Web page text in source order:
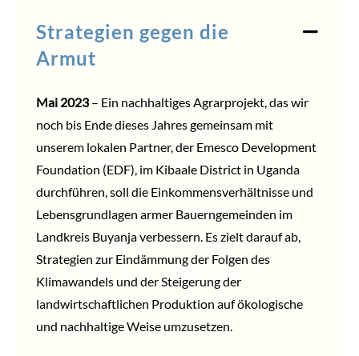
Strategien gegen die
Armut
Mai 2023– Ein nachhaltiges Agrarprojekt, das wir
noch bis Ende dieses Jahres gemeinsam mit
unserem lokalen Partner, der Emesco Development
Foundation (EDF), im Kibaale District in Uganda
durchführen, soll die Einkommensverhältnisse und
Lebensgrundlagen armer Bauerngemeinden im
Landkreis Buyanja verbessern. Es zielt darauf ab,
Strategien zur Eindämmung der Folgen des
Klimawandels und der Steigerung der
landwirtschaftlichen Produktion auf ökologische
und nachhaltige Weise umzusetzen.